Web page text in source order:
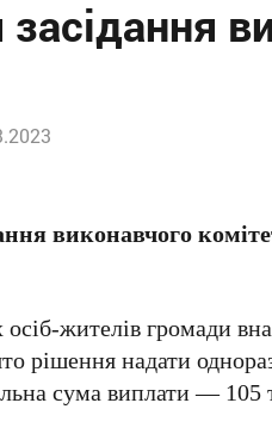
виконавчого
жителів громади
рішення надати
сума виплати — 105